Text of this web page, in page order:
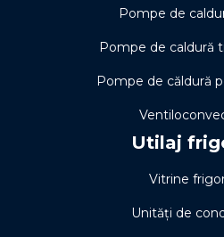
Pompe de
Pompe de caldură
Pompe de căldură
Utilaj
Vitrine
Unități de